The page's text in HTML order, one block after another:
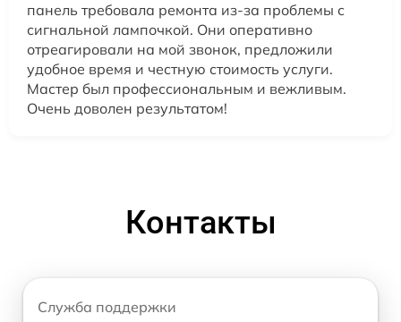
панель требовала ремонта из-за проблемы с
сигнальной лампочкой. Они оперативно
отреагировали на мой звонок, предложили
удобное время и честную стоимость услуги.
Мастер был профессиональным и вежливым.
Очень доволен результатом!
Контакты
Служба поддержки